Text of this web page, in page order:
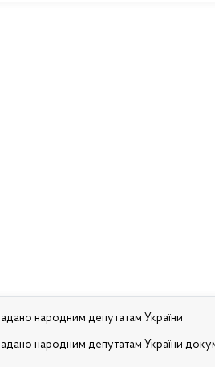
народним депутатам України
народним депутатам України